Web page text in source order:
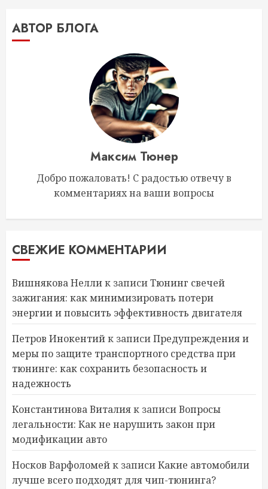
АВТОР БЛОГА
Максим Тюнер
Добро пожаловать! С радостью отвечу в
комментариях на ваши вопросы
СВЕЖИЕ КОММЕНТАРИИ
Вишнякова Неллик записиТюнинг свечей
зажигания: как минимизировать потери
энергии и повысить эффективность двигателя
Петров Инокентийк записиПредупреждения и
меры по защите транспортного средства при
тюнинге: как сохранить безопасность и
надежность
Константинова Виталияк записиВопросы
легальности: Как не нарушить закон при
модификации авто
Носков Варфоломейк записиКакие автомобили
лучше всего подходят для чип-тюнинга?